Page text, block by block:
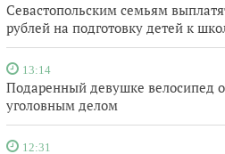
Севастопольским семьям
рублей на подготовку детей к
13:14
Подаренный девушке велосипед
уголовным делом
12:31